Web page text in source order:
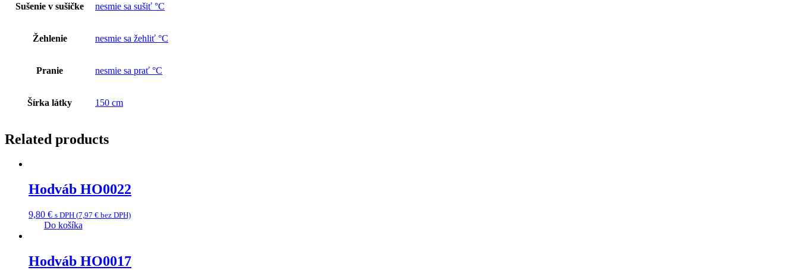
Sušenie v sušičke nesmie sa sušiť °C
Žehlenie nesmie sa žehliť °C
Pranie nesmie sa prať °C
Šírka látky 150 cm
Related products
Hodváb HO0022
9,80 € s DPH (7,97 € bez DPH)
Do košíka
Hodváb HO0017